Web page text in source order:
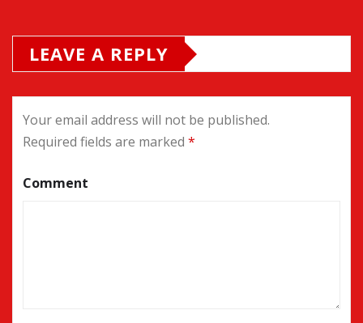
LEAVE A REPLY
Your email address will not be published.
Required fields are marked *
Comment